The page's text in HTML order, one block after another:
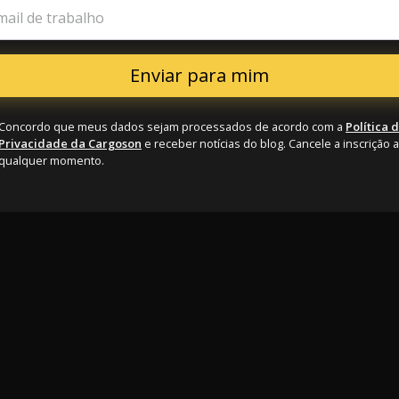
de trabalho
que meus dados sejam processados de acordo com a Política
da Cargoson e receber notícias do blog. Cancele a inscrição a
momento.